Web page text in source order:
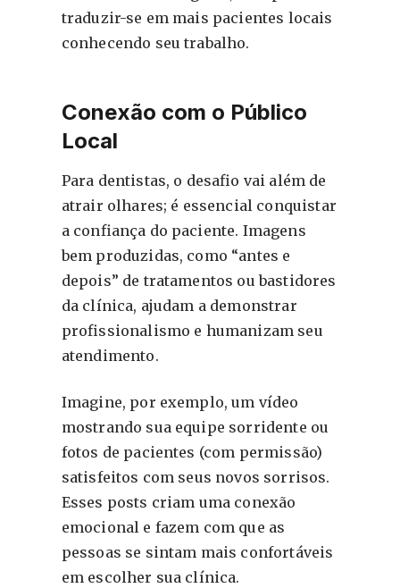
traduzir-se em mais pacientes locais
conhecendo seu trabalho.
Conexão com o Público
Local
Para dentistas, o desafio vai além de
atrair olhares; é essencial conquistar
a confiança do paciente. Imagens
bem produzidas, como “antes e
depois” de tratamentos ou bastidores
da clínica, ajudam a demonstrar
profissionalismo e humanizam seu
atendimento.
Imagine, por exemplo, um vídeo
mostrando sua equipe sorridente ou
fotos de pacientes (com permissão)
satisfeitos com seus novos sorrisos.
Esses posts criam uma conexão
emocional e fazem com que as
pessoas se sintam mais confortáveis
em escolher sua clínica.